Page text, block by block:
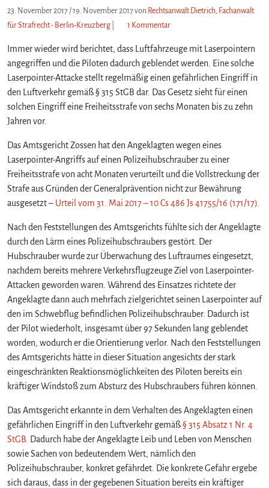
23. November 2017 /19. November 2017von Rechtsanwalt Dietrich, Fachanwalt
für Strafrecht - Berlin-Kreuzberg
1 Kommentarz
L
a
p
n
t
e
r
n
g
r
f
f
a
u
f
P
i
z
i
h
u
b
s
c
Immer wieder wird berichtet, dass Luftfahrzeuge mit Laserpointern
angegriffen und die Piloten dadurch geblendet werden. Eine solche
Laserpointer-Attacke stellt regelmäßig einen gefährlichen Eingriff in
den Luftverkehr gemäß § 315 StGB dar. Das Gesetz sieht für einen
solchen Eingriff eine Freiheitsstrafe von sechs Monaten bis zu zehn
Jahren vor.
Das Amtsgericht Zossen hat den Angeklagten wegen eines
Laserpointer-Angriffs auf einen Polizeihubschrauber zu einer
Freiheitsstrafe von acht Monaten verurteilt und die Vollstreckung der
Strafe aus Gründen der Generalprävention nicht zur Bewährung
ausgesetzt – Urteil vom 31. Mai 2017 – 10 Cs 486 Js 41755/16 (171/17).
Nach den Feststellungen des Amtsgerichts fühlte sich der Angeklagte
durch den Lärm eines Polizeihubschraubers gestört. Der
Hubschrauber wurde zur Überwachung des Luftraumes eingesetzt,
nachdem bereits mehrere Verkehrsflugzeuge Ziel von Laserpointer-
Attacken geworden waren. Während des Einsatzes richtete der
Angeklagte dann auch mehrfach zielgerichtet seinen Laserpointer auf
den im Schwebflug befindlichen Polizeihubschrauber. Dadurch ist
der Pilot wiederholt, insgesamt über 97 Sekunden lang geblendet
worden, wodurch er die Orientierung verlor. Nach den Feststellungen
des Amtsgerichts hätte in dieser Situation angesichts der stark
eingeschränkten Reaktionsmöglichkeiten des Piloten bereits ein
kräftiger Windstoß zum Absturz des Hubschraubers führen können.
Das Amtsgericht erkannte in dem Verhalten des Angeklagten einen
gefährlichen Eingriff in den Luftverkehr gemäß§ 315 Absatz 1 Nr. 4
StGB. Dadurch habe der Angeklagte Leib und Leben von Menschen
sowie Sachen von bedeutendem Wert, nämlich den
Polizeihubschrauber, konkret gefährdet. Die konkrete Gefahr ergebe
sich daraus, dass in der gegebenen Situation bereits ein kräftiger